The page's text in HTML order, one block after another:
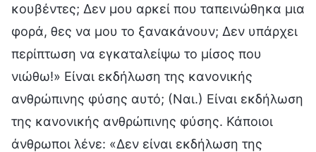
κουβέντες; Δεν μου αρκεί που ταπεινώθηκα μια
φορά, θες να μου το ξανακάνουν; Δεν υπάρχει
περίπτωση να εγκαταλείψω το μίσος που
νιώθω!» Είναι εκδήλωση της κανονικής
ανθρώπινης φύσης αυτό; (Ναι.) Είναι εκδήλωση
της κανονικής ανθρώπινης φύσης. Κάποιοι
άνθρωποι λένε: «Δεν είναι εκδήλωση της